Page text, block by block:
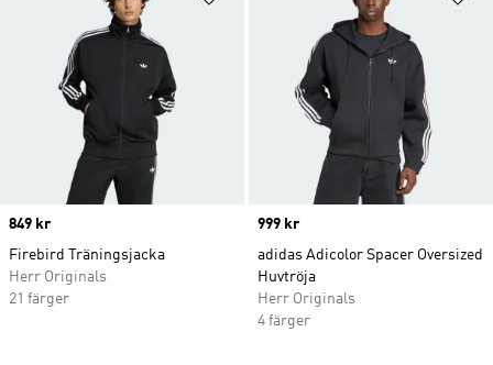
Price
849 kr
Firebird Träningsjacka
Herr Originals
21 färger
Price
999 kr
adidas Adicolor Spacer Oversized
Huvtröja
Herr Originals
4 färger